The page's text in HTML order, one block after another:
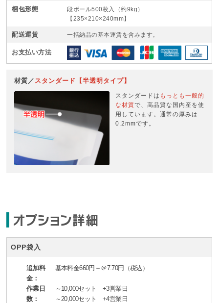
梱包形態
段ボール500枚入（約9kg）
【235×210×240mm】
配送運賃 一括納品の基本運賃を含みます。
お支払い方法
材質／ スタンダード【半透明タイプ】
スタンダードは もっとも一般的
な材質で、高品質な国内産を使
用しています。通常の厚みは
0.2mmです。
オプション詳細
OPP袋入
追加料
金：
基本料金660円＋＠7.70円（税込）
作業日
数：
～10,000セット +3営業日
～20,000セット +4営業日